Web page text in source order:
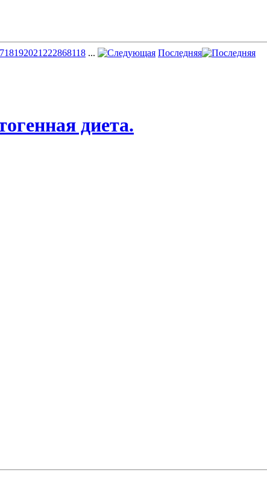
18192021 222868118 ... Последняя
диета.